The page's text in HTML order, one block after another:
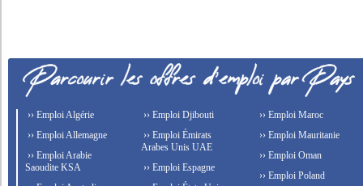
›› Emploi Algérie
›› Emploi Allemagne
›› Emploi Arabie
Saoudite KSA
›› Emploi Djibouti
›› Emploi Émirats
Arabes Unis UAE
›› Emploi Espagne
›› Emploi Maroc
›› Emploi Mauritanie
›› Emploi Oman
›› Emploi Poland